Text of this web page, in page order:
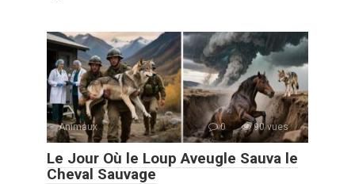
Animaux 0 90 vues
Le Jour Où le Loup Aveugle Sauva le
Cheval Sauvage